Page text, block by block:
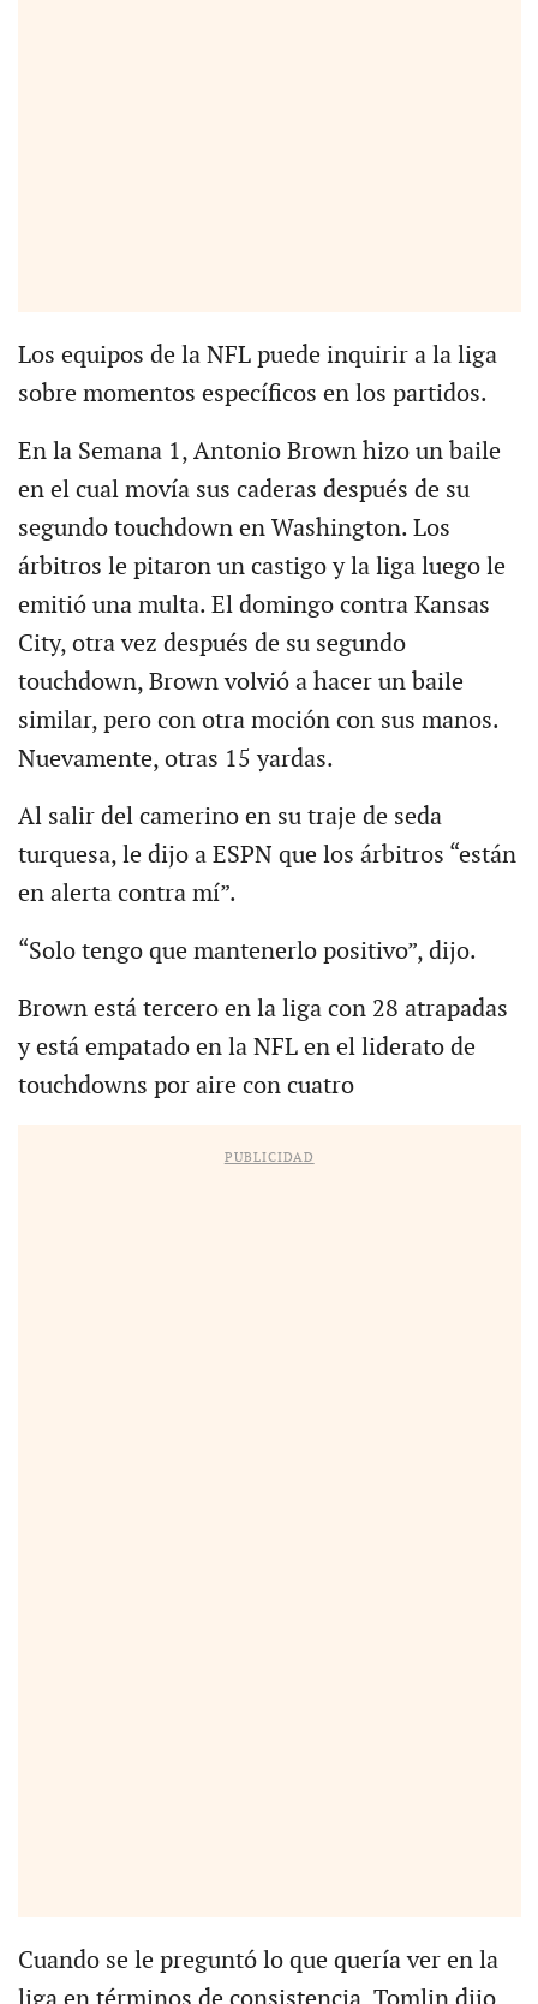
Los equipos de la NFL puede inquirir a la liga
sobre momentos específicos en los partidos.
En la Semana 1, Antonio Brown hizo un baile
en el cual movía sus caderas después de su
segundo touchdown en Washington. Los
árbitros le pitaron un castigo y la liga luego le
emitió una multa. El domingo contra Kansas
City, otra vez después de su segundo
touchdown, Brown volvió a hacer un baile
similar, pero con otra moción con sus manos.
Nuevamente, otras 15 yardas.
Al salir del camerino en su traje de seda
turquesa, le dijo a ESPN que los árbitros “están
en alerta contra mí”.
“Solo tengo que mantenerlo positivo”, dijo.
Brown está tercero en la liga con 28 atrapadas
y está empatado en la NFL en el liderato de
touchdowns por aire con cuatro
PUBLICIDAD
Cuando se le preguntó lo que quería ver en la